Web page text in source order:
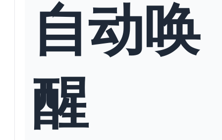
自动唤
醒